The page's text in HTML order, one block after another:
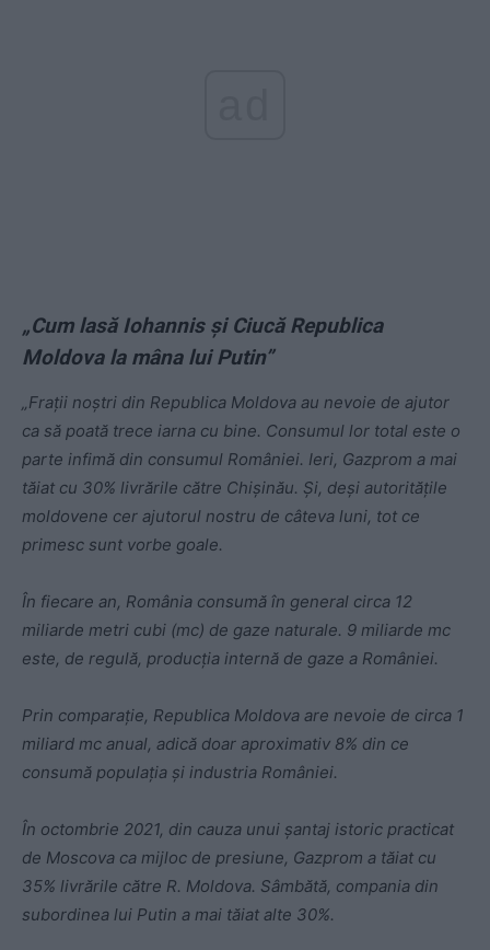
„Cum lasă Iohannis și Ciucă Republica
Moldova la mâna lui Putin”
„Frații noștri din Republica Moldova au nevoie de ajutor
ca să poată trece iarna cu bine. Consumul lor total este o
parte infimă din consumul României. Ieri, Gazprom a mai
tăiat cu 30% livrările către Chișinău. Și, deși autoritățile
moldovene cer ajutorul nostru de câteva luni, tot ce
primesc sunt vorbe goale.
În fiecare an, România consumă în general circa 12
miliarde metri cubi (mc) de gaze naturale. 9 miliarde mc
este, de regulă, producția internă de gaze a României.
Prin comparație, Republica Moldova are nevoie de circa 1
miliard mc anual, adică doar aproximativ 8% din ce
consumă populația și industria României.
În octombrie 2021, din cauza unui șantaj istoric practicat
de Moscova ca mijloc de presiune, Gazprom a tăiat cu
35% livrările către R. Moldova. Sâmbătă, compania din
subordinea lui Putin a mai tăiat alte 30%.